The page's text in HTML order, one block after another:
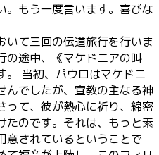
。もう一度言います。喜びな
て三回の伝道旅行を行いま
の途中、《マケドニアの叫
。 当初、パウロはマケドニ
んでしたが、宣教の主なる神
って、彼が熱心に祈り、綿密
たのです。それは、もっと素
意されているということで